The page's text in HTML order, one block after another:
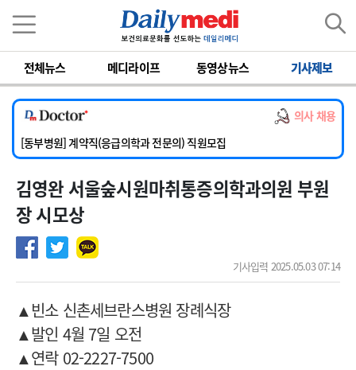
전체뉴스 메디라이프 동영상뉴스 기사제보
의사 채용
[서울아산병원] 2026년 하반기 인턴 모집
[영남대학교의료원] 마취통증의학과 임기제 임상의사 채용
[충남대학교병원] 소아청소년과(소아응급전담) 계약직 의사 공개채용
[동부병원] 계약직(응급의학과 전문의) 직원모집
[이대목동병원] 하반기 전공의(레지던트1년차) 모집
[서울아산병원] 2026년 하반기 인턴 모집
[영남대학교의료원] 마취통증의학과 임기제 임상의사 채용
김영완 서울숲시원마취통증의학과의원 부원
장 시모상
기사입력 2025.05.03 07:14
▲ 빈소 신촌세브란스병원 장례식장
▲발인 4월 7일 오전
▲연락 02-2227-7500